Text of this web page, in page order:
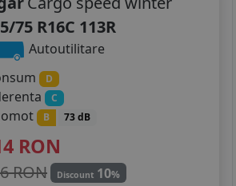
75 R16C 113R
Autoutilitare
D
C
B 73 dB
RON
RON Discount 10%